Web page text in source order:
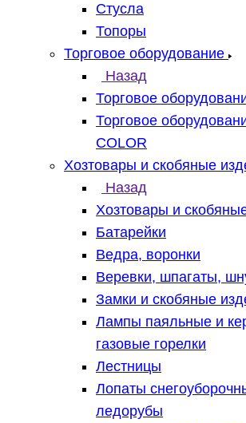
Стусла
Топоры
Торговое оборудование
Назад
Торговое
Торговое
COLOR
Хозтовары и скобяные
Назад
Хозтовары и
Батарейки
Ведра, воронки
Веревки, шпагаты,
Замки и скобяные
Лампы паяльные и
газовые горелки
Лестницы
Лопаты
ледорубы